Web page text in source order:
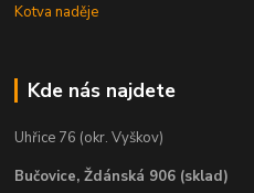
Kotva naděje
Kde nás najdete
Uhřice 76 (okr. Vyškov)
Bučovice, Ždánská 906 (sklad)